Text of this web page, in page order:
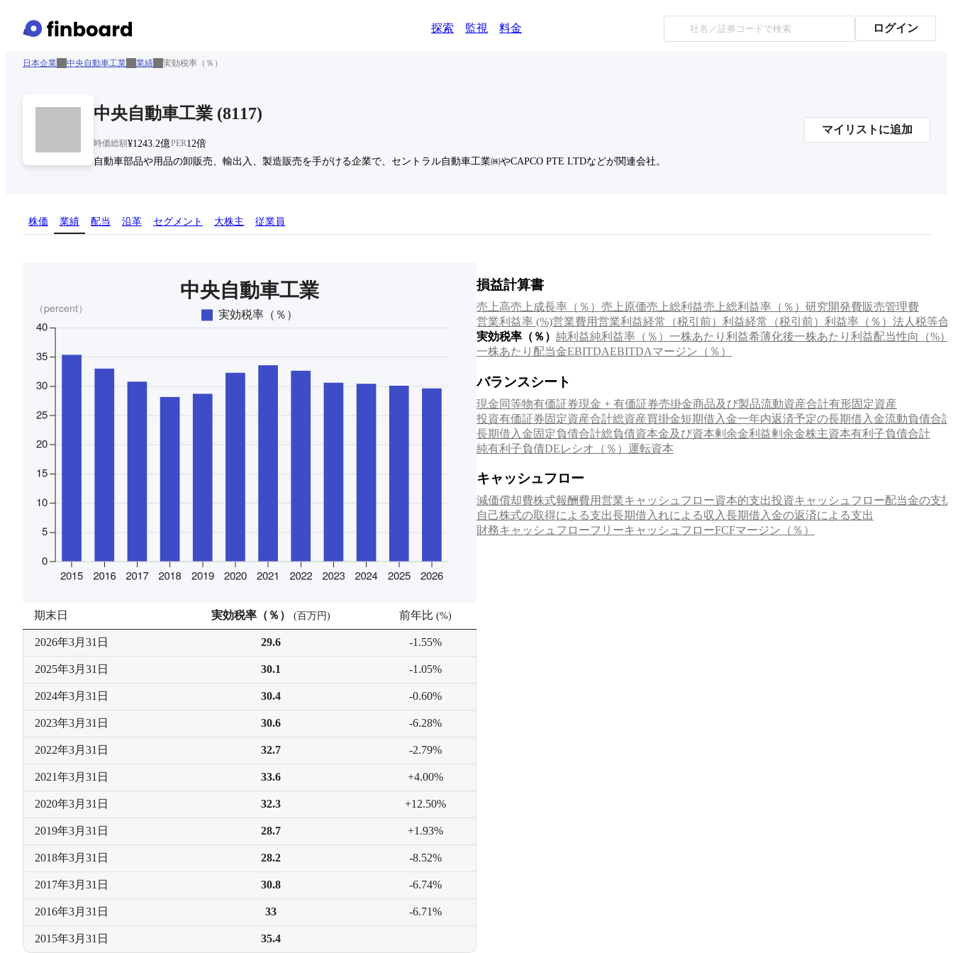
探索 監視 料金 ログイン
日本企業 中央自動車工業 業績 実効税率（％）
中央自動車工業 (8117)
時価総額¥1243.2億PER12倍
自動車部品や用品の卸販売、輸出入、製造販売を手がける企業で、セントラル自動車工業㈱やCAPCO PTE LTDなどが関連会社。
マイリストに追加
株価 業績 配当 沿革 セグメント 大株主 従業員
期末日 実効税率（％） (百万円) 前年比 (%)
2026年3月31日 29.6 -1.55%
2025年3月31日 30.1 -1.05%
2024年3月31日 30.4 -0.60%
2023年3月31日 30.6 -6.28%
2022年3月31日 32.7 -2.79%
2021年3月31日 33.6 +4.00%
2020年3月31日 32.3 +12.50%
2019年3月31日 28.7 +1.93%
2018年3月31日 28.2 -8.52%
2017年3月31日 30.8 -6.74%
2016年3月31日 33 -6.71%
2015年3月31日 35.4
損益計算書
売上高売上成長率（％） 売上原価売上総利益売上総利益率（％） 研究開発費販売管理費
営業利益率 (%)営業費用営業利益経常（税引前）利益経常（税引前）利益率（％） 法人税等合
実効税率（％） 純利益純利益率（％） 一株あたり利益希薄化後一株あたり利益配当性向（%）
一株あたり配当金EBITDAEBITDAマージン（％）
バランスシート
現金同等物有価証券現金 + 有価証券売掛金商品及び製品流動資産合計有形固定資産
投資有価証券固定資産合計総資産買掛金短期借入金一年内返済予定の長期借入金流動負債合計
長期借入金固定負債合計総負債資本金及び資本剰余金利益剰余金株主資本有利子負債合計
純有利子負債DEレシオ（％） 運転資本
キャッシュフロー
減価償却費株式報酬費用営業キャッシュフロー資本的支出投資キャッシュフロー配当金の支
自己株式の取得による支出長期借入れによる収入長期借入金の返済による支出
財務キャッシュフローフリーキャッシュフローFCFマージン（％）